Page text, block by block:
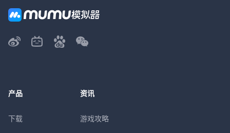
产品
下载
资讯
游戏攻略